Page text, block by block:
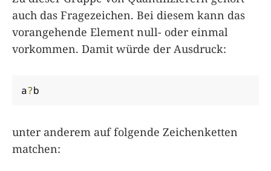
auch das Fragezeichen. Bei diesem kann das
vorangehende Element null- oder einmal
vorkommen. Damit würde der Ausdruck:
a?b
unter anderem auf folgende Zeichenketten
matchen: